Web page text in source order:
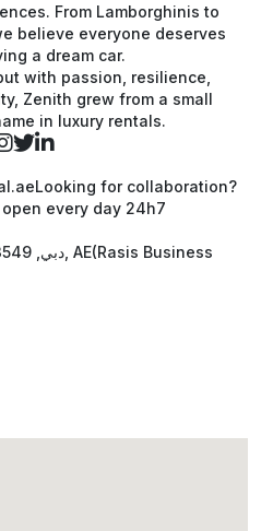
From Lamborghinis to
believe everyone deserves
a dream car.
with passion, resilience,
Zenith grew from a small
in luxury rentals.
Looking for collaboration?
open every day 24h7